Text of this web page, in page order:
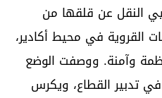
النقل عن قلقها من
القروية في محيط أكادير،
وآمنة. ووصفت الوضع
تدبير القطاع، ويكرس